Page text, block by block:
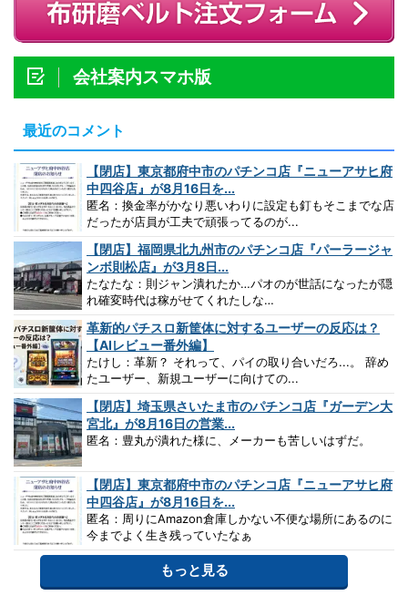
会社案内スマホ版
最近のコメント
【閉店】東京都府中市のパチンコ店『ニューアサヒ府
中四谷店』が8月16日を...
匿名：換金率がかなり悪いわりに設定も釘もそこまでな店
だったが店員が工夫で頑張ってるのが...
【閉店】福岡県北九州市のパチンコ店『パーラージャ
ンボ則松店』が3月8日...
たなたな：則ジャン潰れたか…パオのが世話になったが隠
れ確変時代は稼がせてくれたしな…
革新的パチスロ新筐体に対するユーザーの反応は？
【AIレビュー番外編】
たけし：革新？ それって、パイの取り合いだろ...。 辞め
たユーザー、新規ユーザーに向けての...
【閉店】埼玉県さいたま市のパチンコ店『ガーデン大
宮北』が8月16日の営業...
匿名：豊丸が潰れた様に、メーカーも苦しいはずだ。
【閉店】東京都府中市のパチンコ店『ニューアサヒ府
中四谷店』が8月16日を...
匿名：周りにAmazon倉庫しかない不便な場所にあるのに
今までよく生き残っていたなぁ
もっと見る